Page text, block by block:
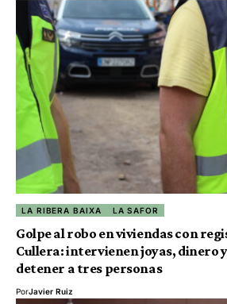
LA RIBERA BAIXA LA SAFOR
Golpe al robo en viviendas con
Cullera: intervienen joyas, dinero
detener a tres personas
PorJavier Ruiz